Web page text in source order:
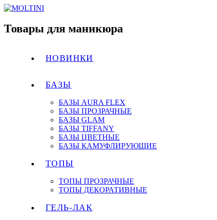
Товары для маникюра
НОВИНКИ
БАЗЫ
БАЗЫ AURA FLEX
БАЗЫ ПРОЗРАЧНЫЕ
БАЗЫ GLAM
БАЗЫ TIFFANY
БАЗЫ ЦВЕТНЫЕ
БАЗЫ КАМУФЛИРУЮЩИЕ
ТОПЫ
ТОПЫ ПРОЗРАЧНЫЕ
ТОПЫ ДЕКОРАТИВНЫЕ
ГЕЛЬ-ЛАК